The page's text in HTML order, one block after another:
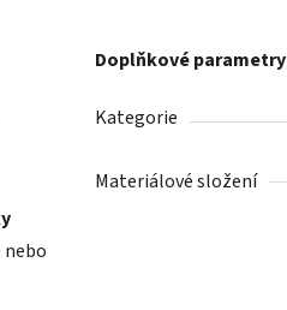
nebo
Doplňkové parametry
Kategorie
Materiálové složení